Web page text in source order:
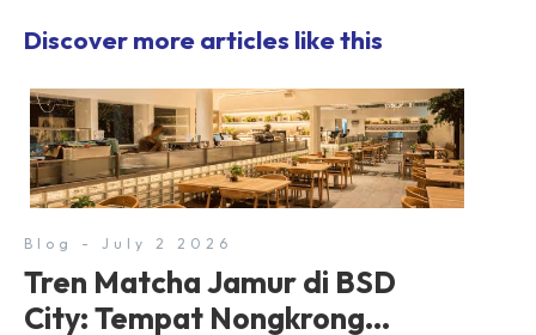
Discover more articles like this
Blog - July 2 2026
Tren Matcha Jamur di BSD
City: Tempat Nongkrong